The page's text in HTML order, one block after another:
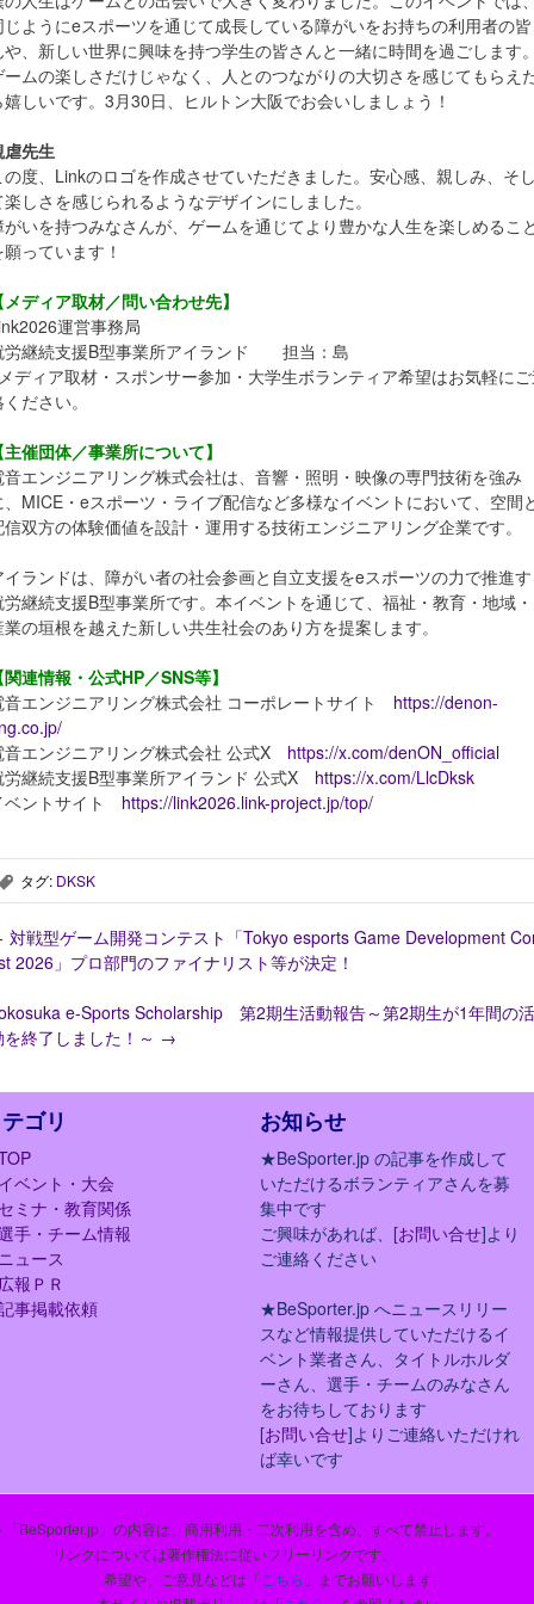
じようにeスポーツを通じて成長している障がいをお持ちの利用者の皆
や、新しい世界に興味を持つ学生の皆さんと一緒に時間を過ごします。
ームの楽しさだけじゃなく、人とのつながりの大切さを感じてもらえ
嬉しいです。3月30日、ヒルトン大阪でお会いしましょう！
虐先生
の度、Linkのロゴを作成させていただきました。安心感、親しみ、そし
楽しさを感じられるようなデザインにしました。
がいを持つみなさんが、ゲームを通じてより豊かな人生を楽しめること
っています！
メディア取材／問い合わせ先】
運営事務局
労継続支援B型事業所アイランド 担当：島
ディア取材・スポンサー参加・大学生ボランティア希望はお気軽に
ださい。
主催団体／事業所について】
音エンジニアリング株式会社は、音響・照明・映像の専門技術を強み
、MICE・eスポーツ・ライブ配信など多様なイベントにおいて、空間
信双方の体験価値を設計・運用する技術エンジニアリング企業です。
イランドは、障がい者の社会参画と自立支援をeスポーツの力で推進す
労継続支援B型事業所です。本イベントを通じて、福祉・教育・地域・
業の垣根を越えた新しい共生社会のあり方を提案します。
関連情報・公式HP／SNS等】
音エンジニアリング株式会社 コーポレートサイト https://denon-
音エンジニアリング株式会社 公式X https://x.com/denON_official
労継続支援B型事業所アイランド 公式X https://x.com/LlcDksk
ベントサイト https://link2026.link-project.jp/top/
タグ: DKSK
対戦型ゲーム開発コンテスト「Tokyo esports Game Development
2026」プロ部門のファイナリスト等が決定！
e-Sports Scholarship 第2期生活動報告～第2期生が1年間の活
を終了しました！～ →
ゴリ
ベント・大会
ミナ・教育関係
手・チーム情報
ュース
報ＰＲ
事掲載依頼
お知らせ
★BeSporter.jp の記事を作成して
いただけるボランティアさんを募
集中です
ご興味があれば、[お問い合せ]より
ご連絡ください
★BeSporter.jp へニュースリリー
スなど情報提供していただけるイ
ベント業者さん、タイトルホルダ
ーさん、選手・チームのみなさん
をお待ちしております
[お問い合せ]よりご連絡いただけれ
ば幸いです
BeSporter.jp」の内容は、商用利用・二次利用を含め、すべて禁止します。
リンクについては著作権法に従いフリーリンクです。
希望や、ご意見などは「 こちら 」までお願いします